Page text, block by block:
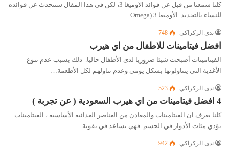
كلنا سمعنا من قبل عن فوائد الاوميغا 3، لكن في هذا المقال سنتحدث عن فوائده
للنساء بالتحديد. الأوميغا 3 (Omega…
ندى الركراكي 748
افضل فيتامينات للاطفال من اي هيرب
الفيتامينات أصبحت شيئا ضروريا لدى الأطفال حاليا. ذلك بسبب عدم تنوع
الأغذية التي يتناولونها بشكل يومي وعدم تناولهم لكل الأطعمة…
ندى الركراكي 523
4 افضل فيتامينات من اي هيرب السعودية ( عن تجربة )
كلنا يعرف ان الفيتامينات والمعادن من العناصر الغذائية الأساسية ، الفيتامينات
تؤدي مئات الأدوار في الجسم. فهي تساعد في تقوية…
ندى الركراكي 942